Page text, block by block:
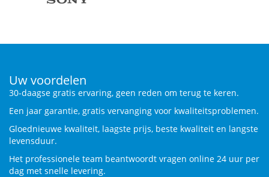
Uw voordelen
30-daagse gratis ervaring, geen reden om terug te keren.
Een jaar garantie, gratis vervanging voor kwaliteitsproblemen.
Gloednieuwe kwaliteit, laagste prijs, beste kwaliteit en langste
levensduur.
Het professionele team beantwoordt vragen online 24 uur per
dag met snelle levering.